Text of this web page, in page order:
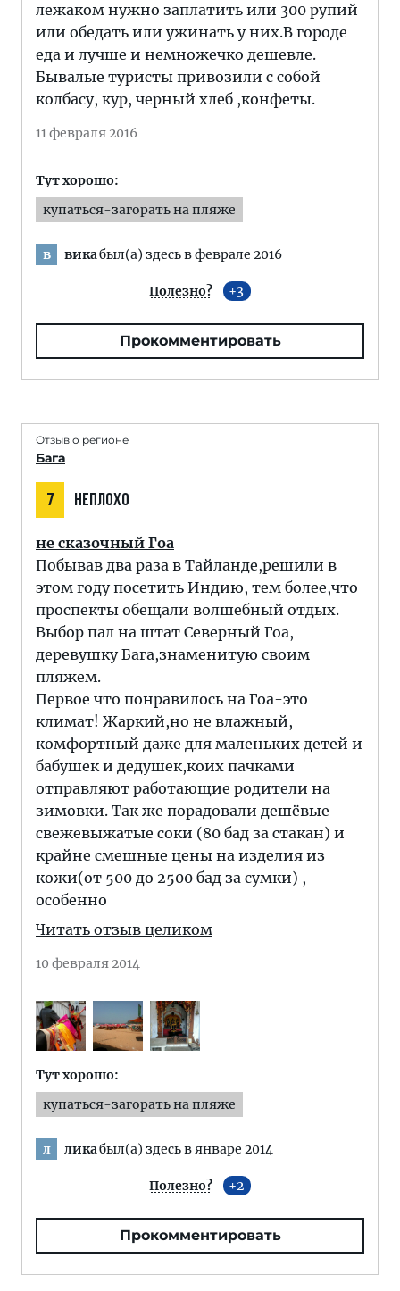
лежаком нужно заплатить или 300 рупий
или обедать или ужинать у них.В городе
еда и лучше и немножечко дешевле.
Бывалые туристы привозили с собой
колбасу, кур, черный хлеб ,конфеты.
11 февраля 2016
Тут хорошо:
купаться-загорать на пляже
в викабыл(а) здесь в феврале 2016
Полезно? 3
Прокомментировать
Отзыв о регионе
Бага
7 НЕПЛОХО
не сказочный Гоа
Побывав два раза в Тайланде,решили в
этом году посетить Индию, тем более,что
проспекты обещали волшебный отдых.
Выбор пал на штат Северный Гоа,
деревушку Бага,знаменитую своим
пляжем.
Первое что понравилось на Гоа-это
климат! Жаркий,но не влажный,
комфортный даже для маленьких детей и
бабушек и дедушек,коих пачками
отправляют работающие родители на
зимовки. Так же порадовали дешёвые
свежевыжатые соки (80 бад за стакан) и
крайне смешные цены на изделия из
кожи(от 500 до 2500 бад за сумки) ,
особенно
Читать отзыв целиком
10 февраля 2014
Тут хорошо:
купаться-загорать на пляже
л ликабыл(а) здесь в январе 2014
Полезно? 2
Прокомментировать